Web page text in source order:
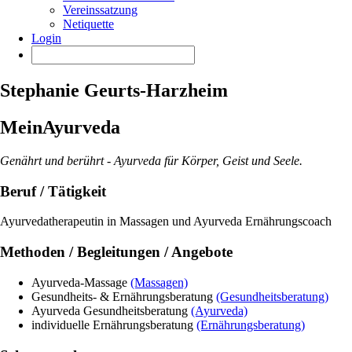
Vereinssatzung
Netiquette
Login
Stephanie Geurts-Harzheim
MeinAyurveda
Genährt und berührt - Ayurveda für Körper, Geist und Seele.
Beruf / Tätigkeit
Ayurvedatherapeutin in Massagen und Ayurveda Ernährungscoach
Methoden / Begleitungen / Angebote
Ayurveda-Massage (Massagen)
Gesundheits- & Ernährungsberatung (Gesundheitsberatung)
Ayurveda Gesundheitsberatung (Ayurveda)
individuelle Ernährungsberatung (Ernährungsberatung)